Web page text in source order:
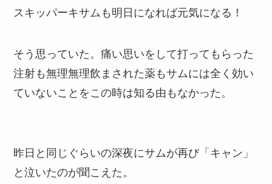
スキッパーキサムも明日になれば元気になる！
そう思っていた。痛い思いをして打ってもらった
注射も無理無理飲まされた薬もサムには全く効い
ていないことをこの時は知る由もなかった。
昨日と同じぐらいの深夜にサムが再び「キャン」
と泣いたのが聞こえた。